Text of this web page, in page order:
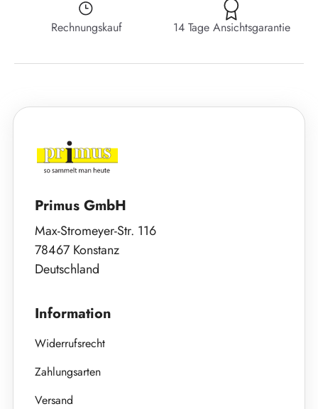
Rechnungskauf 14 Tage Ansichtsgarantie
Primus GmbH
Max-Stromeyer-Str. 116
78467 Konstanz
Deutschland
Information
Widerrufsrecht
Zahlungsarten
Versand